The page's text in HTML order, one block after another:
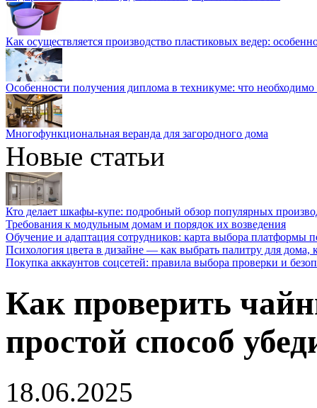
Как осуществляется производство пластиковых ведер:
Особенности получения диплома в техникуме: что необходимо
Многофункциональная веранда для загородного дома
Новые статьи
Кто делает шкафы-купе: подробный обзор популярных
Требования к модульным домам и порядок их возведения
Обучение и адаптация сотрудников: карта выбора платформы
Психология цвета в дизайне — как выбрать палитру для дома,
Покупка аккаунтов соцсетей: правила выбора проверки и
Как проверить
простой способ
18.06.2025